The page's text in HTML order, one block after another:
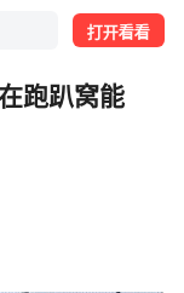
打开看看
跑趴窝能